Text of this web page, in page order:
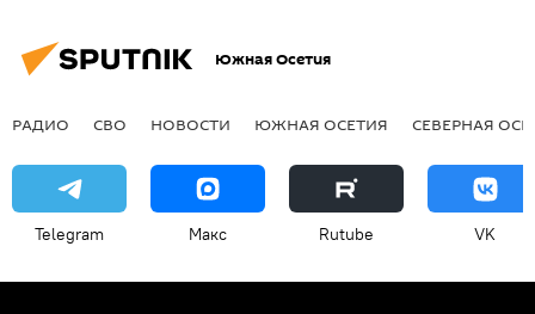
Южная Осетия
РАДИО СВО НОВОСТИ ЮЖНАЯ ОСЕТИЯ СЕВЕРНАЯ
Telegram Макс Rutube VK